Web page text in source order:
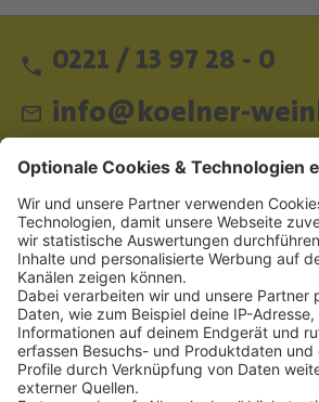
0221 / 13 97 28 - 0
info@koelner-
Schnellzugriff
ZAHLUNGSMETHODEN
SOCIAL
NEWSLETTER